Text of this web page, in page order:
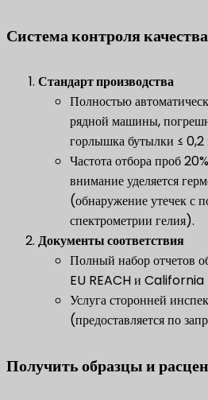
Система контроля качества
​Стандарт производства​
Полностью
рядной машины,
горлышка бутылки ≤
Частота отбора проб
внимание уделяется
(обнаружение утечек с
спектрометрии гелия).
​Документы соответствия​
Полный набор отчетов
EU REACH и
Услуга сторонней
(предоставляется по
​Получить образцы и